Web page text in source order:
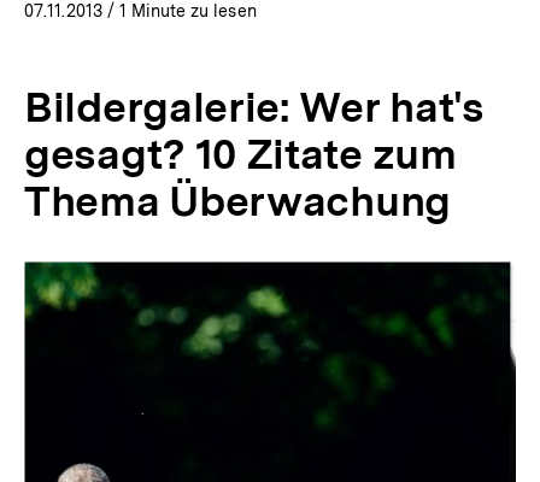
07.11.2013/ 1 Minute zu lesen
Bildergalerie: Wer hat's
gesagt? 10 Zitate zum
Thema Überwachung
Inhaltskarussell
überspringen